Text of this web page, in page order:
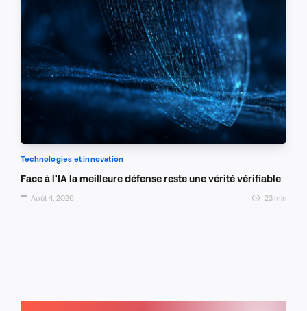
Technologies et innovation
Face à l’IA la meilleure défense reste une vérité vérifiable
Août 4, 2026 23 min